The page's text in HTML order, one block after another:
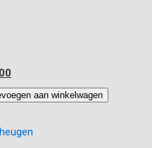
prijs
is:
aan winkelwagen